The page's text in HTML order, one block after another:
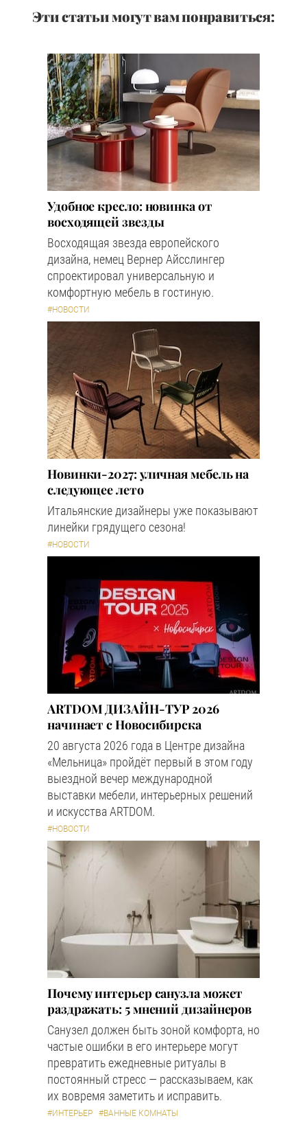
Эти статьи могут вам понравиться:
Удобное кресло: новинка от
восходящей звезды
Восходящая звезда европейского
дизайна, немец Вернер Айсслингер
спроектировал универсальную и
комфортную мебель в гостиную.
#НОВОСТИ
Новинки-2027: уличная мебель на
следующее лето
Итальянские дизайнеры уже показывают
линейки грядущего сезона!
#НОВОСТИ
ARTDOM ДИЗАЙН-ТУР 2026
начинает с Новосибирска
20 августа 2026 года в Центре дизайна
«Мельница» пройдёт первый в этом году
выездной вечер международной
выставки мебели, интерьерных решений
и искусства ARTDOM.
#НОВОСТИ
Почему интерьер санузла может
раздражать: 5 мнений дизайнеров
Санузел должен быть зоной комфорта, но
частые ошибки в его интерьере могут
превратить ежедневные ритуалы в
постоянный стресс — рассказываем, как
их вовремя заметить и исправить.
#ИНТЕРЬЕР #ВАННЫЕ КОМНАТЫ